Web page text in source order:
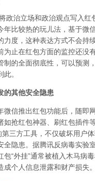
治立场和政治观点写入红
年比较热的玩儿法，基于微
力度，这种表达方式不会持
为止在红包方面的监控还没
制的全面彻底性，可以预测
。
的其他安全隐患
信推出红包功能后，随即
如抢红包神器、刷红包插件
第三方工具，不仅破坏用户体
全隐患。据腾讯反病毒实验
包“外挂”通常被植入木马病
成个人信息泄露和财产损失。